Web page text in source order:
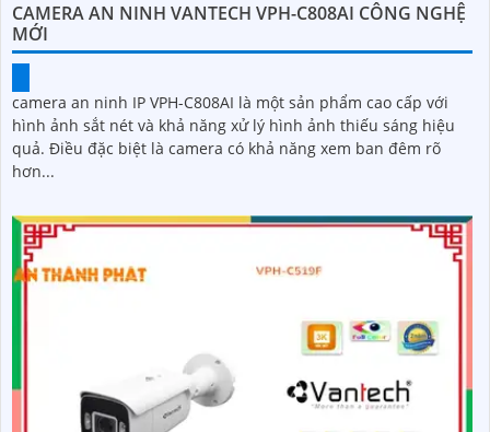
CAMERA AN NINH VANTECH VPH-C808AI CÔNG NGHỆ
MỚI
camera an ninh IP VPH-C808AI là một sản phẩm cao cấp với
hình ảnh sắt nét và khả năng xử lý hình ảnh thiếu sáng hiệu
quả. Điều đặc biệt là camera có khả năng xem ban đêm rõ
hơn...